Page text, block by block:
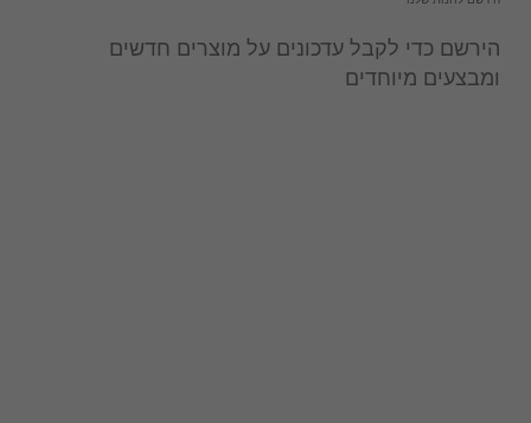
הירשם כדי לקבל עדכונים על מוצרים חדשים
ומבצעים מיוחדים